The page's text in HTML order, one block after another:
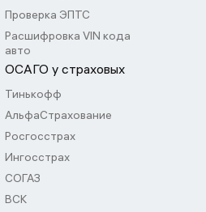
Проверка ЭПТС
Расшифровка VIN кода
авто
ОСАГО у страховых
Тинькофф
АльфаСтрахование
Росгосстрах
Ингосстрах
СОГАЗ
ВСК